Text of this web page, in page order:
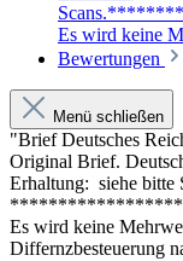
Es wird keine
Bewertungen
Menü schließen
"Brief Deutsches
Original Brief.
Erhaltung: siehe bitte
Es wird keine
Differnzbesteuerung